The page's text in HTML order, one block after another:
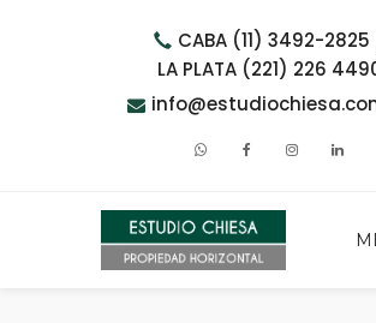
CABA (11) 3492-2825
LA PLATA (221) 226